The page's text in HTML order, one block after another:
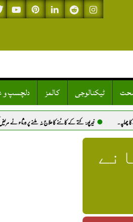
ٹیکنالوجی کالمز دلچسپ
کاٹنے کا علاج نہ ملنے پر ورثاء نے مریض کو درخت سے باندھ دیا.